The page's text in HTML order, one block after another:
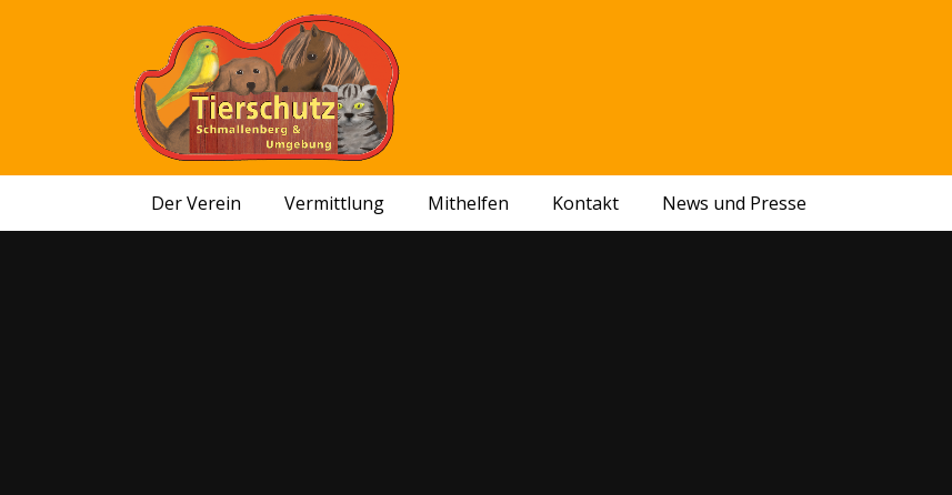
Der Verein Vermittlung Mithelfen Kontakt News und Presse